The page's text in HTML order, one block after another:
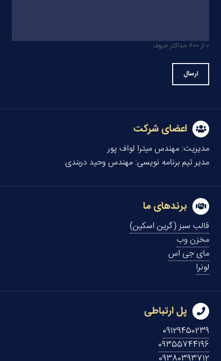
0 از 600 حداکثر حروف
اعضای شرکت
مدیریت: مهندس میترا لواف پور
مدیر تیم برنامه نویسی: مهندس وحید دربندی
برندهای ما
قالب سبز (گرین اسکین)
مخزن وب
مای جی اس
لونرا
پل ارتباطی
09129450239
09355744196